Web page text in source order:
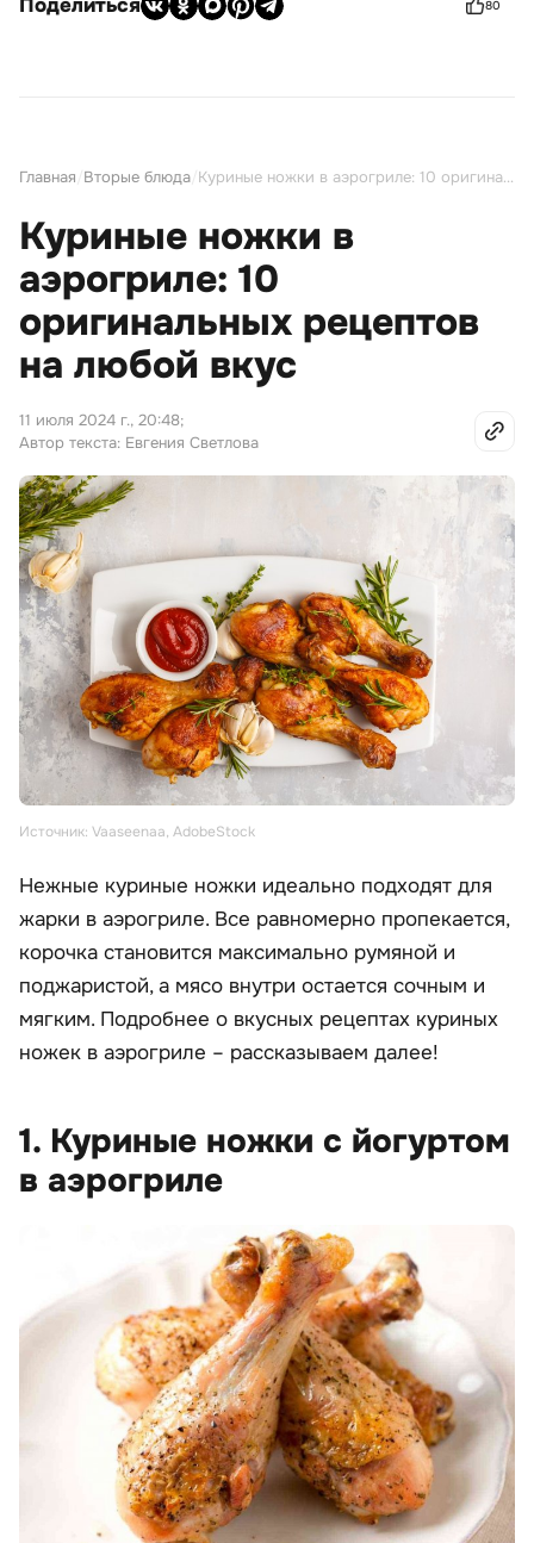
Поделиться 80
Главная Вторые блюда Куриные ножки в аэрогриле: 10 оригинальных рецептов на любой вкус
Куриные ножки в
аэрогриле: 10
оригинальных рецептов
на любой вкус
11 июля 2024 г., 20:48;
Автор текста: Евгения Светлова
Источник: Vaaseenaa, AdobeStock
Нежные куриные ножки идеально подходят для
жарки в аэрогриле. Все равномерно пропекается,
корочка становится максимально румяной и
поджаристой, а мясо внутри остается сочным и
мягким. Подробнее о вкусных рецептах куриных
ножек в аэрогриле – рассказываем далее!
1. Куриные ножки с йогуртом
в аэрогриле